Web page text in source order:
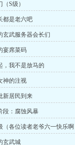
S级）
都是老六吧
玄武服务器会长们
宴席菜码
，我不是放马的
神的注视
新居民到来
段：腐蚀风暴
各位读者老爷六一快乐啊
玄武城